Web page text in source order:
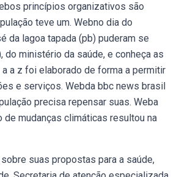
princípios organizativos são
teve um. Webno dia do
da lagoa tapada (pb) puderam se
do ministério da saúde, e conheça as
a z foi elaborado de forma a permitir
e serviços. Webda bbc news brasil
precisa repensar suas. Weba
mudanças climáticas resultou na
suas propostas para a saúde,